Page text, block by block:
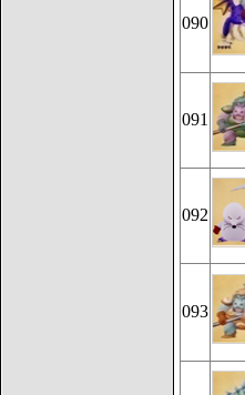
090
091
092
093